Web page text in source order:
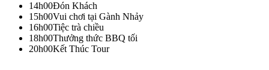
14h00Đón Khách
15h00Vui chơi tại Gành Nhảy
16h00Tiệc trà chiều
18h00Thưởng thức BBQ tối
20h00Kết Thúc Tour